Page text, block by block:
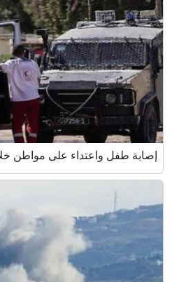
إصابة طفل واعتداء على مواطن